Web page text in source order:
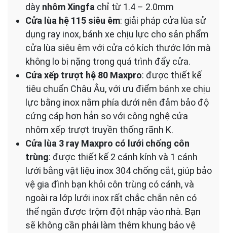
dày nhôm Xingfa chỉ từ 1.4 – 2.0mm
Cửa lùa hệ 115 siêu êm: giải pháp cửa lùa sử
dụng ray inox, bánh xe chịu lực cho sản phẩm
cửa lùa siêu êm với cửa có kích thước lớn mà
không lo bị nặng trong quá trình đẩy cửa.
Cửa xếp trượt hệ 80 Maxpro: được thiết kế
tiêu chuẩn Châu Âu, với ưu điểm bánh xe chịu
lực bằng inox nằm phía dưới nên đảm bảo độ
cứng cáp hơn hẳn so với công nghệ cửa
nhôm xếp trượt truyền thống rãnh K.
Cửa lùa 3 ray Maxpro có lưới chống côn
trùng: được thiết kế 2 cánh kính và 1 cánh
lưới bằng vật liệu inox 304 chống cắt, giúp bảo
vệ gia đình bạn khỏi côn trùng có cánh, và
ngoài ra lớp lưới inox rất chắc chắn nên có
thể ngăn được trộm đột nhập vào nhà. Bạn
sẽ không cần phải làm thêm khung bảo vệ